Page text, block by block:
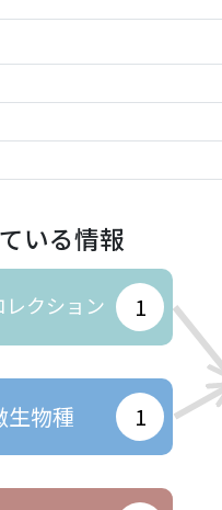
いる情報
レクション 1
生物種 1